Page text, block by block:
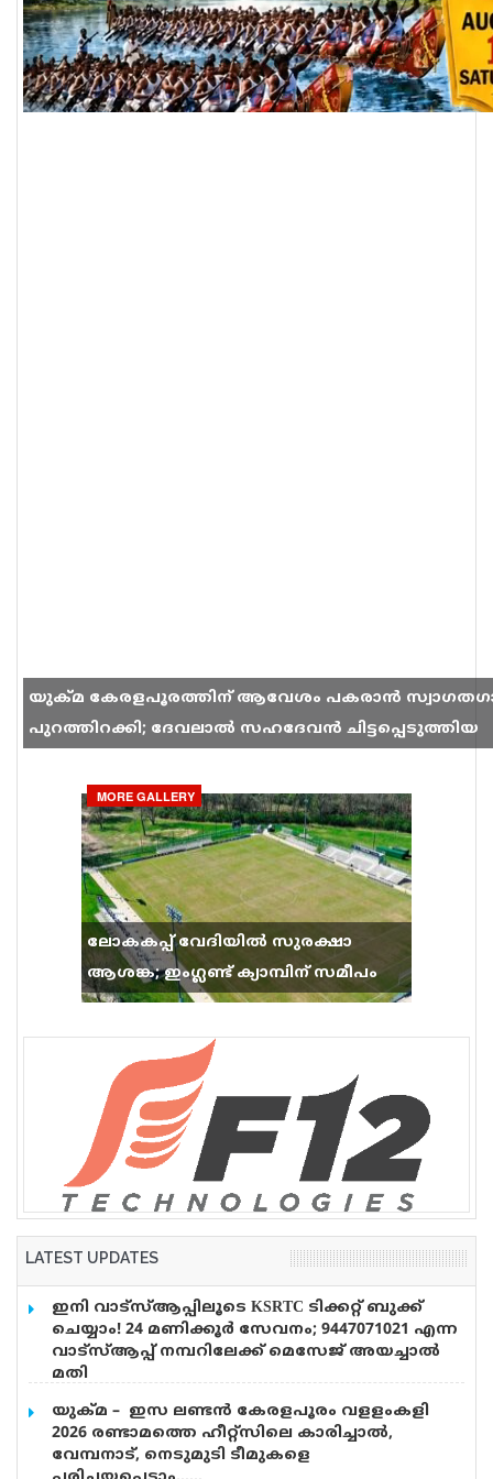
യുക്മ കേരളപൂരത്തിന് ആവേശം പകരാൻ
പുറത്തിറക്കി; ദേവലാൽ സഹദേവൻ ചിട്ടപ്പെടുത്തിയ
MORE GALLERY
ലോകകപ്പ് വേദിയിൽ സുരക്ഷാ
ആശങ്ക; ഇംഗ്ലണ്ട് ക്യാമ്പിന് സമീപം
വെടിവെപ്പ്, 9 പേർക്ക് പരിക്ക്
LATEST UPDATES
ഇനി വാട്‌സ്ആപ്പിലൂടെ KSRTC ടിക്കറ്റ് ബുക്ക്
ചെയ്യാം! 24 മണിക്കൂർ സേവനം; 9447071021 എന്ന
വാട്സ്ആപ്പ് നമ്പറിലേക്ക് മെസേജ് അയച്ചാൽ
മതി
എഐ സാങ്കേതികവിദ്യ പ്രയോജനപ്പെടുത്തി
കെഎസ്ആർടിസിയെ പുതിയ യുഗത്തിലേക്ക്
നയിക്കുകയാണ് ലക്ഷ്യമെന്ന് ഗതാഗത മന്ത്രി സി.പി
ജോൺ. കെഎസ്ആർടിസിയുടെ എഐ അധിഷ്ഠിത
യുക്മ – ഇസ ലണ്ടൻ കേരളപൂരം വളളംകളി
2026 രണ്ടാമത്തെ ഹീറ്റ്സിലെ കാരിച്ചാൽ,
വേമ്പനാട്, നെടുമുടി ടീമുകളെ